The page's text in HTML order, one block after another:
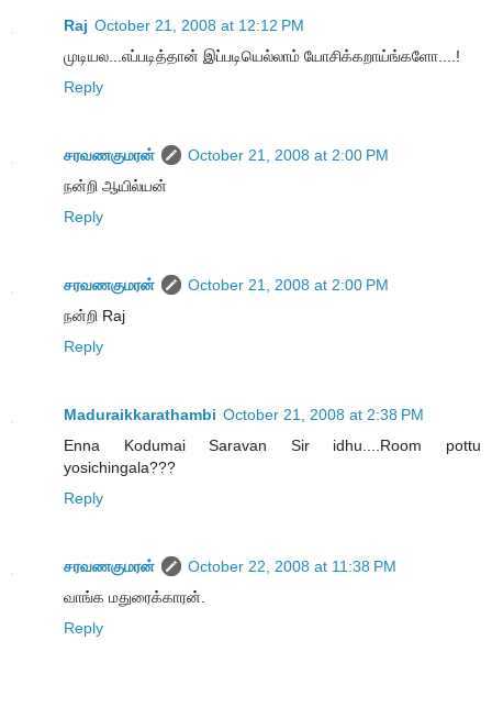
Raj October 21, 2008 at 12:12 PM
முடியல...எப்படித்தான் இப்படியெல்லாம் யோசிக்கறாய்ங்களோ....!
Reply
சரவணகுமரன்
October 21, 2008 at 2:00 PM
நன்றி ஆயில்யன்
Reply
சரவணகுமரன்
October 21, 2008 at 2:00 PM
நன்றி Raj
Reply
Maduraikkarathambi October 21, 2008 at 2:38 PM
Enna Kodumai Saravan Sir idhu....Room pottu
yosichingala???
Reply
சரவணகுமரன்
October 22, 2008 at 11:38 PM
வாங்க மதுரைக்காரன்.
Reply